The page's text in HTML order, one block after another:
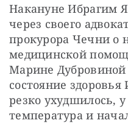
Накануне Ибрагим
через своего
прокурора Чечни о
медицинской
Марине Дубровиной
состояние
резко ухудшилось,
температура и